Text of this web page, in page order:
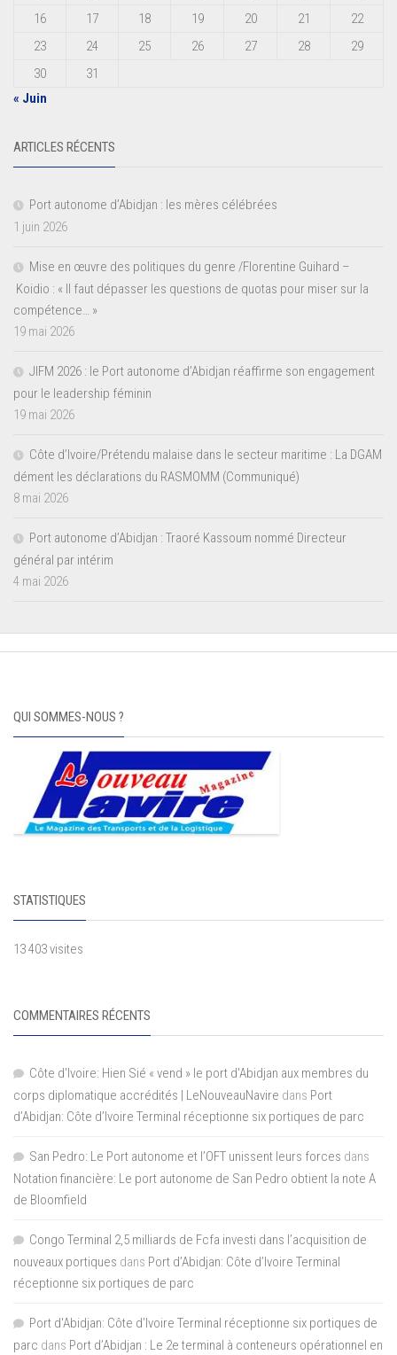
16
17 18 19 20 21
22
23
24 25 26 27 28
29
30
31
« Juin
ARTICLES RÉCENTS
Port autonome d’Abidjan : les mères célébrées
1 juin 2026
Mise en œuvre des politiques du genre /Florentine Guihard –
Koidio : « Il faut dépasser les questions de quotas pour miser sur la
compétence… »
19 mai 2026
JIFM 2026 : le Port autonome d’Abidjan réaffirme son engagement
pour le leadership féminin
19 mai 2026
Côte d’Ivoire/Prétendu malaise dans le secteur maritime : La DGAM
dément les déclarations du RASMOMM (Communiqué)
8 mai 2026
Port autonome d’Abidjan : Traoré Kassoum nommé Directeur
général par intérim
4 mai 2026
QUI SOMMES-NOUS ?
STATISTIQUES
13 403 visites
COMMENTAIRES RÉCENTS
Côte d'Ivoire: Hien Sié « vend » le port d'Abidjan aux membres du
corps diplomatique accrédités | LeNouveauNavire dans Port
d’Abidjan: Côte d’Ivoire Terminal réceptionne six portiques de parc
San Pedro: Le Port autonome et l’OFT unissent leurs forces dans
Notation financière: Le port autonome de San Pedro obtient la note A
de Bloomfield
Congo Terminal 2,5 milliards de Fcfa investi dans l’acquisition de
nouveaux portiques dans Port d’Abidjan: Côte d’Ivoire Terminal
réceptionne six portiques de parc
Port d'Abidjan: Côte d’Ivoire Terminal réceptionne six portiques de
parc dans Port d’Abidjan : Le 2e terminal à conteneurs opérationnel en